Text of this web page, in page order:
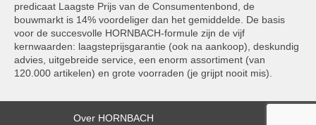
predicaat Laagste Prijs van de Consumentenbond, de
bouwmarkt is 14% voordeliger dan het gemiddelde. De basis
voor de succesvolle HORNBACH-formule zijn de vijf
kernwaarden: laagsteprijsgarantie (ook na aankoop), deskundig
advies, uitgebreide service, een enorm assortiment (van
120.000 artikelen) en grote voorraden (je grijpt nooit mis).
Over HORNBACH